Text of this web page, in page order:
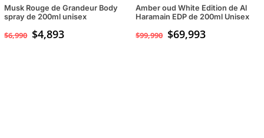
Musk Rouge de Grandeur Body
spray de 200ml unisex
$6,990 $4,893
Amber oud White Edition de Al
Haramain EDP de 200ml Unisex
$99,990 $69,993